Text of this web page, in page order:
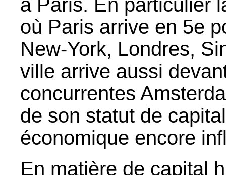
à Paris. En particulier
où Paris arrive en 5e
New-York, Londres,
ville arrive aussi
concurrentes
de son statut de
économique encore
En matière de capital